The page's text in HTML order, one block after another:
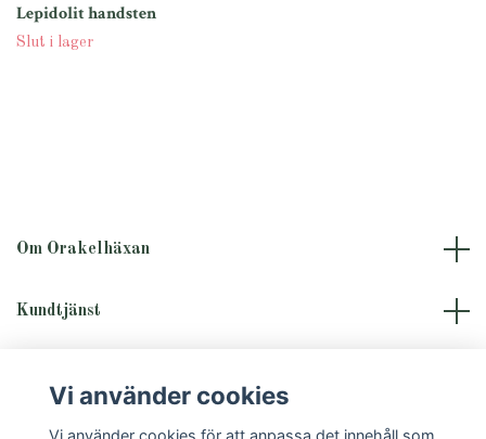
Lepidolit handsten
Slut i lager
Om Orakelhäxan
Kundtjänst
Sociala medier
Vi använder cookies
Vi använder cookies för att anpassa det innehåll som